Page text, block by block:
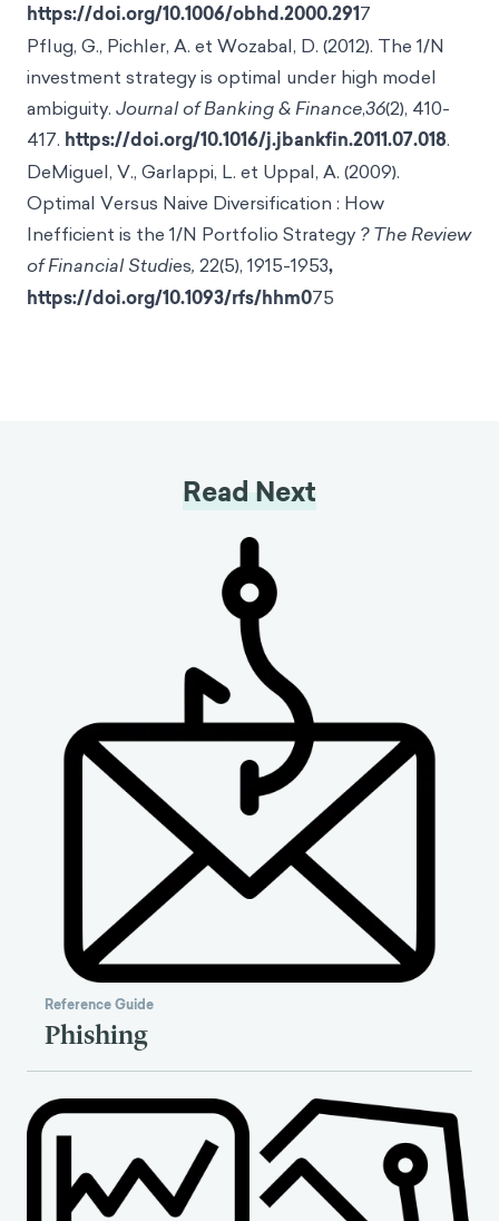
https://doi.org/10.1006/obhd.2000.2917
Pflug, G., Pichler, A. et Wozabal, D. (2012). The 1/N
investment strategy is optimal under high model
ambiguity. Journal of Banking & Finance,36(2), 410-
417. https://doi.org/10.1016/j.jbankfin.2011.07.018.
DeMiguel, V., Garlappi, L. et Uppal, A. (2009).
Optimal Versus Naive Diversification : How
Inefficient is the 1/N Portfolio Strategy ? The Review
of Financial Studies, 22(5), 1915-1953,
https://doi.org/10.1093/rfs/hhm075
Read Next
Reference Guide
Phishing